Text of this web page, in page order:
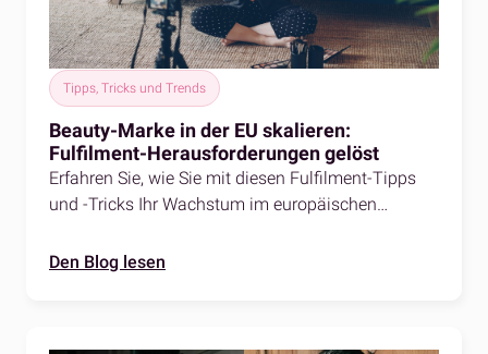
Tipps, Tricks und Trends
Beauty-Marke in der EU skalieren:
Fulfilment-Herausforderungen gelöst
Erfahren Sie, wie Sie mit diesen Fulfilment-Tipps
und -Tricks Ihr Wachstum im europäischen
Den Blog lesen